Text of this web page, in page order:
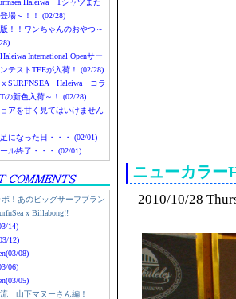
場～！！ (02/28)
！！ワンちゃんのおやつ～
International Openサー
テストTEEが入荷！ (02/28)
SURFNSEA Haleiwa コラ
新色入荷～！ (02/28)
アを甘く見てはいけません
になった日・・・ (02/01)
ル終了・・・ (02/01)
ボ！あのビッグサーフブラン
x Billabong!!
14)
12)
08)
06)
05)
山下マヌーさん編！
ニューカラー
2010/10/28